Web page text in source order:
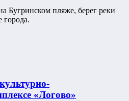
Бугринском пляже, берег реки
«Логово»